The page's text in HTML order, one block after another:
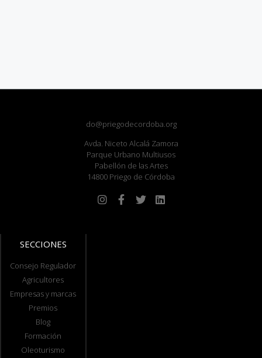
do@priegodecordoba.org
Avda. Niceto Alcalá Zamora
Parque Urbano Multiusos
Pabellón de las Artes
14800 Priego de Córdoba
SECCIONES
Consejo Regulador
Agricultores
Empresas y marcas
Premios
Blog
Formación
Oleoturismo